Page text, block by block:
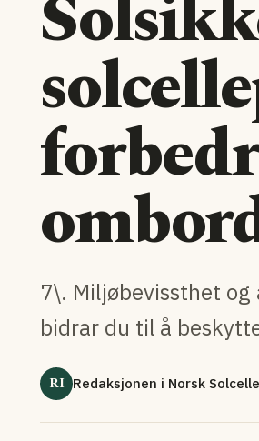
7\. Miljøbevissthet og
bidrar du til å
RI Redaksjonen i Norsk Solcelle